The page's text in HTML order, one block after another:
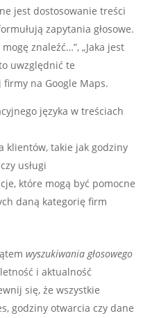
jest dostosowanie treści
zapytania głosowe.
znaleźć…”, „Jaka jest
uwzględnić te
na Google Maps.
języka w treściach
klientów, takie jak godziny
usługi
które mogą być pomocne
daną kategorię firm
wyszukiwania głosowego
i aktualność
się, że wszystkie
godziny otwarcia czy dane